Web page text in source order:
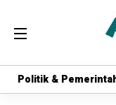
Politik &
Politik &